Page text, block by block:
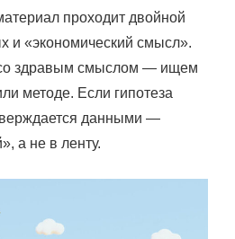
проходит двойной
и «экономический смысл».
здравым смыслом — ищем
методе. Если гипотеза
данными —
а не в ленту.